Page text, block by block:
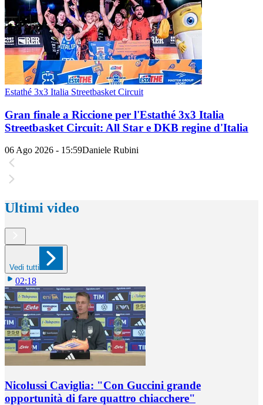
Estathé 3x3 Italia Streetbasket Circuit
Gran finale a Riccione per l'Estathé 3x3 Italia
Streetbasket Circuit: All Star e DKB regine d'Italia
06 Ago 2026 - 15:59Daniele Rubini
Ultimi video
Vedi tutti
02:18
Nicolussi Caviglia: "Con Guccini grande
opportunità di fare quattro chiacchere"